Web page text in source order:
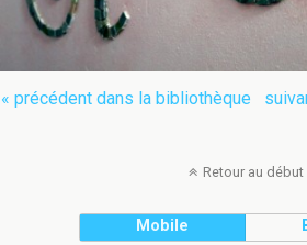
« précédent dans la bibliothèque
Retour au début
Mobile